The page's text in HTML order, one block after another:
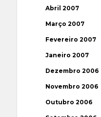
Abril 2007
Março 2007
Fevereiro 2007
Janeiro 2007
Dezembro 2006
Novembro 2006
Outubro 2006